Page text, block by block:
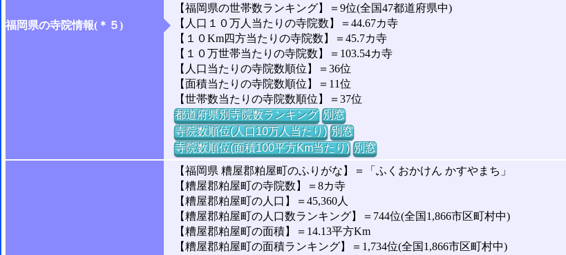
福岡県の寺院情報(＊５)
【福岡県の世帯数ランキング】＝9位(全国47都道府県中)
【人口１０万人当たりの寺院数】＝44.67カ寺
【１０Km四方当たりの寺院数】＝45.7カ寺
【１０万世帯当たりの寺院数】＝103.54カ寺
【人口当たりの寺院数順位】＝36位
【面積当たりの寺院数順位】＝11位
【世帯数当たりの寺院数順位】＝37位
都道府県別寺院数ランキング 別窓
寺院数順位(人口10万人当たり) 別窓
寺院数順位(面積100平方Km当たり) 別窓
【福岡県 糟屋郡粕屋町のふりがな】＝「ふくおかけん かすやまち」
【糟屋郡粕屋町の寺院数】＝8カ寺
【糟屋郡粕屋町の人口】＝45,360人
【糟屋郡粕屋町の人口数ランキング】＝744位(全国1,866市区町村中)
【糟屋郡粕屋町の面積】＝14.13平方Km
【糟屋郡粕屋町の面積ランキング】＝1,734位(全国1,866市区町村中)